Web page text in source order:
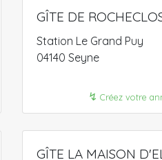
GÎTE DE
Station Le Grand Puy
04140 Seyne
↯ Créez votre
GÎTE LA MAISON